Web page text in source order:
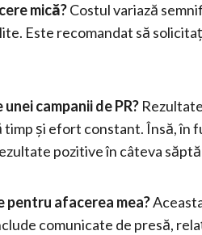
mică?Costul variază
Este recomandat să
campanii de PR?
și efort constant. Însă, în
pozitive în câteva
pentru afacerea mea?
comunicate de presă,